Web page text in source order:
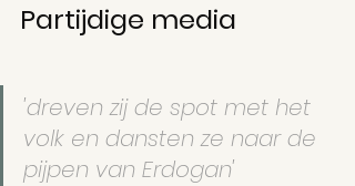
Partijdige media
'dreven zij de spot met het
volk en dansten ze naar de
pijpen van Erdogan'